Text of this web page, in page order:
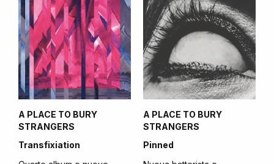
A PLACE TO BURY
STRANGERS
Transfixiation
A PLACE TO BURY
STRANGERS
Pinned